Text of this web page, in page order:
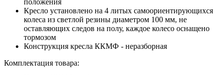
положения
Кресло установлено на 4 литых самоориентирующихся
колеса из светлой резины диаметром 100 мм, не
оставляющих следов на полу, каждое колесо оснащено
тормозом
Конструкция кресла ККМФ - неразборная
Комплектация товара: